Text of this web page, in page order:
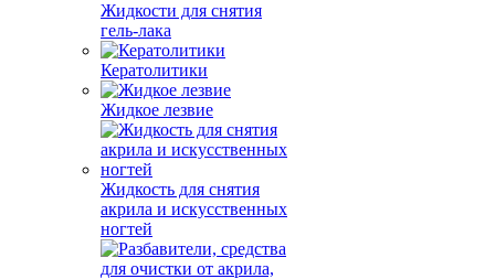
Жидкости для снятия
гель-лака
Кератолитики
Жидкое лезвие
Жидкость для снятия
акрила и искусственных
ногтей